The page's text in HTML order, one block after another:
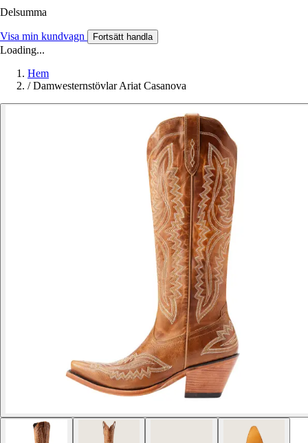
Delsumma
Visa min kundvagn Fortsätt handla
Loading...
Hem
/ Damwesternstövlar Ariat Casanova